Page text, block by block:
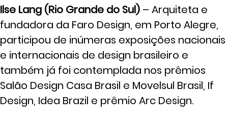
Ilse Lang (Rio Grande do Sul) – Arquiteta e
fundadora da Faro Design, em Porto Alegre,
participou de inúmeras exposições nacionais
e internacionais de design brasileiro e
também já foi contemplada nos prêmios
Salão Design Casa Brasil e Movelsul Brasil, If
Design, Idea Brazil e prêmio Arc Design.